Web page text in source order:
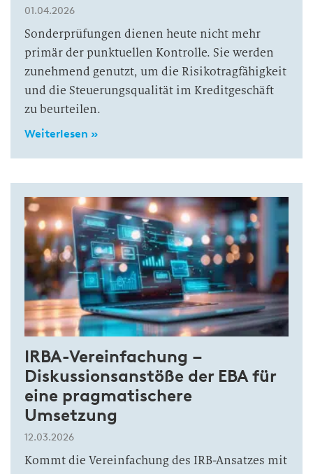
01.04.2026
Sonderprüfungen dienen heute nicht mehr
primär der punktuellen Kontrolle. Sie werden
zunehmend genutzt, um die Risikotragfähigkeit
und die Steuerungsqualität im Kreditgeschäft
zu beurteilen.
Weiterlesen »
IRBA-Vereinfachung –
Diskussionsanstöße der EBA für
eine pragmatischere
Umsetzung
12.03.2026
Kommt die Vereinfachung des IRB-Ansatzes mit